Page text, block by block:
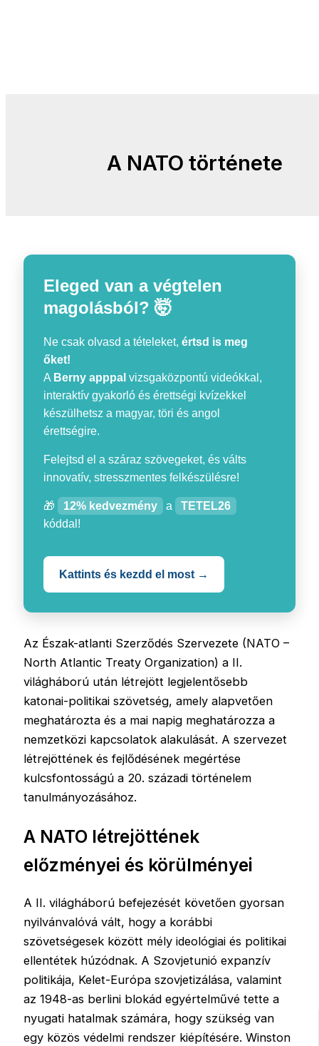
A NATO története
Eleged van a végtelen
magolásból? 🤯
Ne csak olvasd a tételeket,értsd is meg
őket!
A Berny apppal vizsgaközpontú videókkal,
interaktív gyakorló és érettségi kvízekkel
készülhetsz a magyar, töri és angol
érettségire.
Felejtsd el a száraz szövegeket, és válts
innovatív, stresszmentes felkészülésre!
🎁 12% kedvezmény a
TETEL26
kóddal!
Kattints és kezdd el most →
Az Észak-atlanti Szerződés Szervezete (NATO –
North Atlantic Treaty Organization) a II.
világháború után létrejött legjelentősebb
katonai-politikai szövetség, amely alapvetően
meghatározta és a mai napig meghatározza a
nemzetközi kapcsolatok alakulását. A szervezet
létrejöttének és fejlődésének megértése
kulcsfontosságú a 20. századi történelem
tanulmányozásához.
A NATO létrejöttének
előzményei és körülményei
A II. világháború befejezését követően gyorsan
nyilvánvalóvá vált, hogy a korábbi
szövetségesek között mély ideológiai és politikai
ellentétek húzódnak. A Szovjetunió expanzív
politikája, Kelet-Európa szovjetizálása, valamint
az 1948-as berlini blokád egyértelművé tette a
nyugati hatalmak számára, hogy szükség van
egy közös védelmi rendszer kiépítésére. Winston